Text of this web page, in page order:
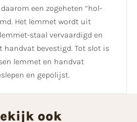
een zogeheten “hol-
Het lemmet wordt uit
staal vervaardigd en
handvat bevestigd. Tot slot is
lemmet en handvat
en gepolijst.
ook